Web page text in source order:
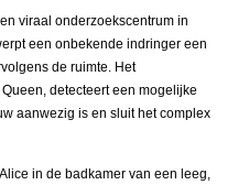
viraal onderzoekscentrum in
een onbekende indringer een
de ruimte. Het
detecteert een mogelijke
aanwezig is en sluit het complex
in de badkamer van een leeg,